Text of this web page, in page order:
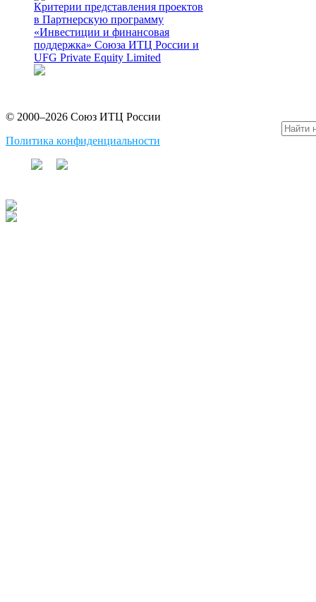
Критерии представления проектов
в Партнерскую программу
«Инвестиции и финансовая
поддержка» Союза ИТЦ России и
UFG Private Equity Limited
© 2000–2026 Союз ИТЦ России
Политика конфиденциальности